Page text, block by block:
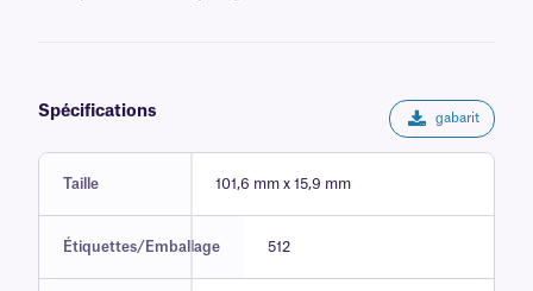
Spécifications gabarit
Taille 101,6 mm x 15,9 mm
Étiquettes/Emballage 512